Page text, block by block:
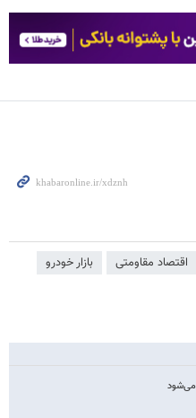
اقتصاد مقاومتی
بازار خودرو